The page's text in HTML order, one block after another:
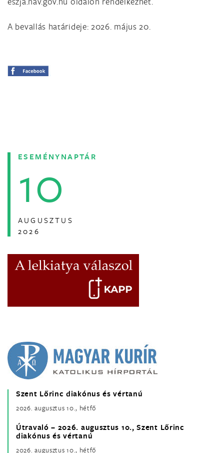
A bevallás határideje: 2026. május 20.
ESEMÉNYNAPTÁR
10
AUGUSZTUS
2026
Szent Lőrinc diakónus és vértanú
2026. augusztus 10., hétfő
Útravaló – 2026. augusztus 10., Szent Lőrinc
diakónus és vértanú
2026. augusztus 10., hétfő